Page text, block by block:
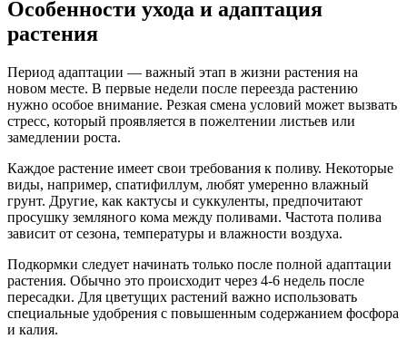
Особенности ухода и адаптация
растения
Период адаптации — важный этап в жизни растения на
новом месте. В первые недели после переезда растению
нужно особое внимание. Резкая смена условий может вызвать
стресс, который проявляется в пожелтении листьев или
замедлении роста.
Каждое растение имеет свои требования к поливу. Некоторые
виды, например, спатифиллум, любят умеренно влажный
грунт. Другие, как кактусы и суккуленты, предпочитают
просушку земляного кома между поливами. Частота полива
зависит от сезона, температуры и влажности воздуха.
Подкормки следует начинать только после полной адаптации
растения. Обычно это происходит через 4-6 недель после
пересадки. Для цветущих растений важно использовать
специальные удобрения с повышенным содержанием фосфора
и калия.